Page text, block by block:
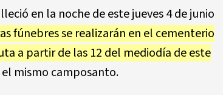
en la noche de este jueves 4 de junio
fúnebres se realizarán en el cementerio
a partir de las 12 del mediodía de este
el mismo camposanto.